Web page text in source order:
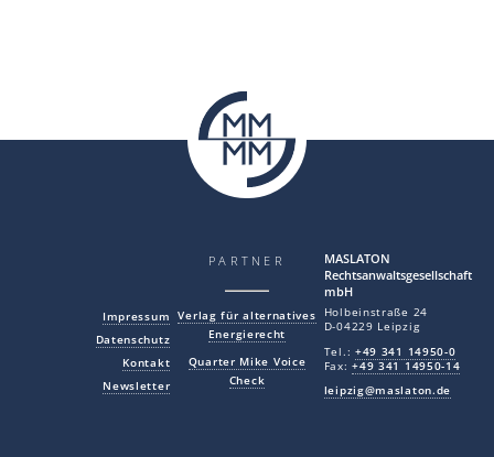
Impressum
Datenschutz
Kontakt
Newsletter
PARTNER
Verlag für alternatives
Energierecht
Quarter Mike Voice
Check
MAS LA TON
Rechtsanwaltsgesellschaft
mbH
Holbeinstraße 24
D-04229 Leipzig
Tel.: +49 341 14950-0
Fax:+49 341 14950-14
leipzig@maslaton.de